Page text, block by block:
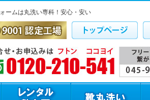
ームは丸洗い専科！安心・安い